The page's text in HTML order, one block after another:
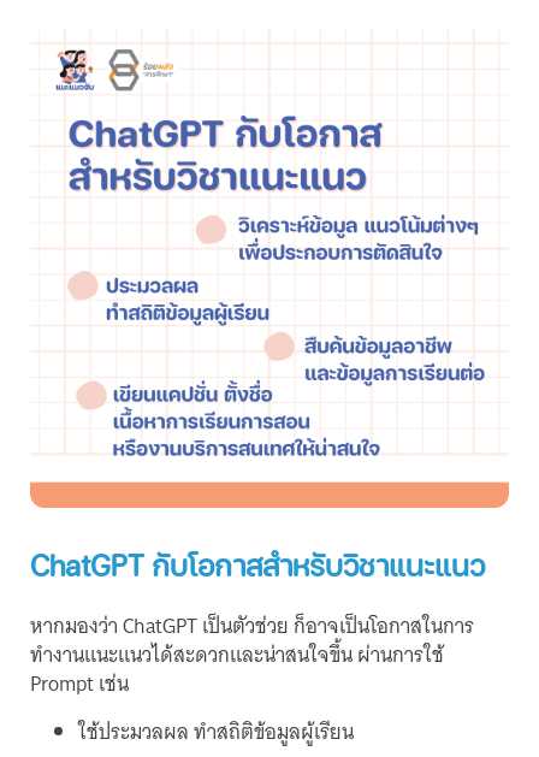
ChatGPT กับโอกาสสำหรับวิชาแนะแนว
หากมองว่า ChatGPT เป็นตัวช่วย ก็อาจเป็นโอกาสในการ
ทำงานแนะแนวได้สะดวกและน่าสนใจขึ้น ผ่านการใช้
Prompt เช่น
ใช้ประมวลผล ทำสถิติข้อมูลผู้เรียน